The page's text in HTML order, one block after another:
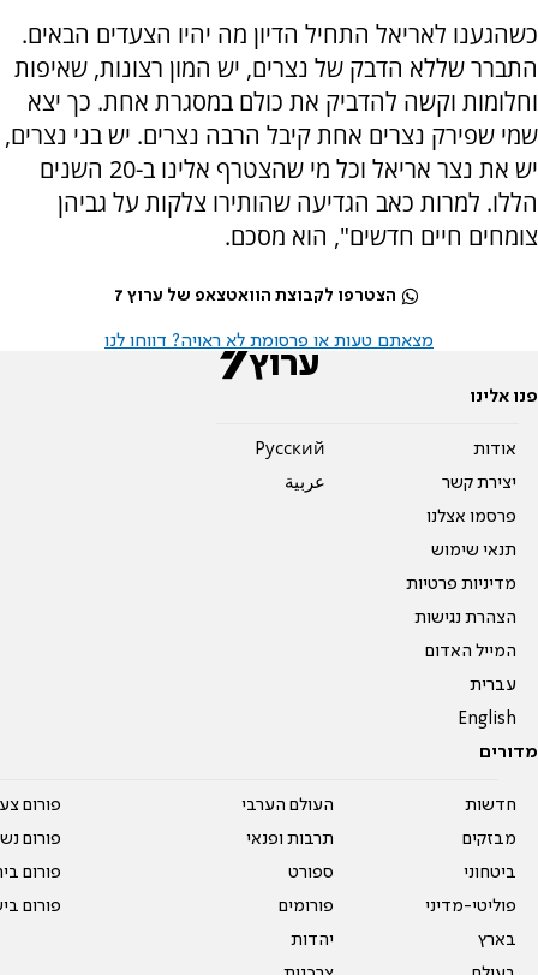
כשהגענו לאריאל התחיל הדיון מה יהיו הצעדים הבאים.
התברר שללא הדבק של נצרים, יש המון רצונות, שאיפות
וחלומות וקשה להדביק את כולם במסגרת אחת. כך יצא
שמי שפירק נצרים אחת קיבל הרבה נצרים. יש בני נצרים,
יש את נצר אריאל וכל מי שהצטרף אלינו ב-20 השנים
הללו. למרות כאב הגדיעה שהותירו צלקות על גביהן
צומחים חיים חדשים", הוא מסכם.
הצטרפו לקבוצת הוואטצאפ של ערוץ 7
מצאתם טעות או פרסומת לא ראויה? דווחו לנו
פנו אלינו
אודות
יצירת קשר
פרסמו אצלנו
תנאי שימוש
מדיניות פרטיות
הצהרת נגישות
המייל האדום
עברית
English
Pусский
عربية
מדורים
חדשות
מבזקים
ביטחוני
פוליטי-מדיני
בארץ
העולם הערבי
תרבות ופנאי
ספורט
פורומים
יהדות
פורום
פורום
פורום
פורום